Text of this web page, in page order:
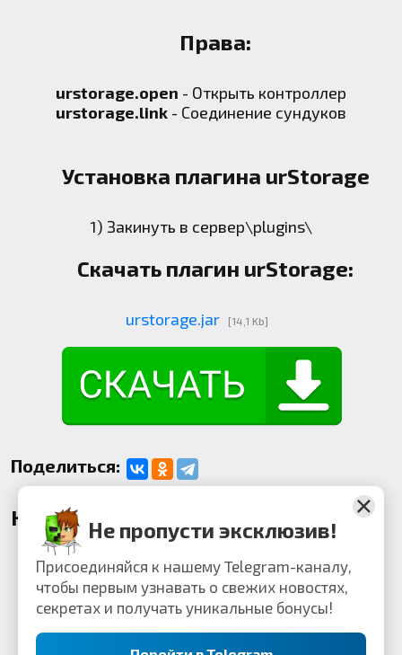
Права:
urstorage.open - Открыть контроллер
urstorage.link - Соединение сундуков
Установка плагина urStorage
1) Закинуть в сервер\plugins\
Скачать плагин urStorage:
urstorage.jar [14,1 Kb]
Поделиться:
Комментарии
Не пропусти эксклюзив!
Присоединяйся к нашему Telegram-каналу,
чтобы первым узнавать о свежих новостях,
секретах и получать уникальные бонусы!